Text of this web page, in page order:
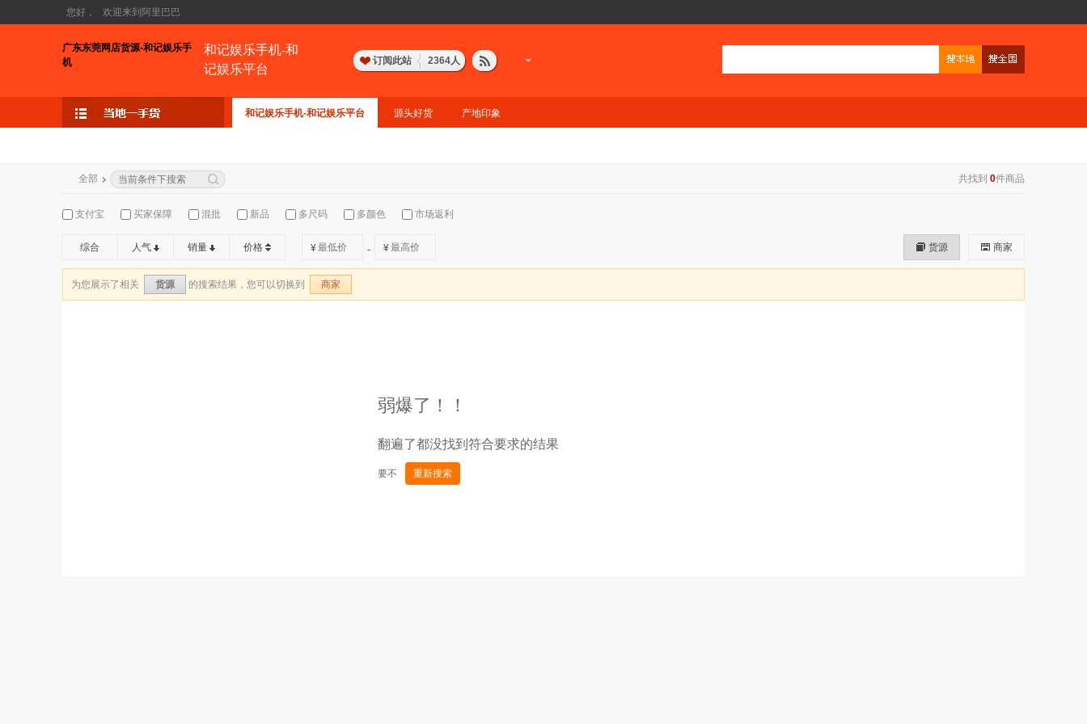
您好， 欢迎来到阿里巴巴
广东东莞网店货源-和记娱乐手
机
和记娱乐手机-和
记娱乐平台
订阅此站 2364人
和记娱乐手机-和记娱乐平台 源头好货 产地印象
共找到 0件商品
全部
支付宝 买家保障 混批 新品 多尺码 多颜色 市场返利
综合 人气 销量 价格 ¥ - ¥ 商家
货源
为您展示了相关 货源 的搜索结果，您可以切换到 商家
弱爆了！！
翻遍了都没找到符合要求的结果
要不 重新搜索